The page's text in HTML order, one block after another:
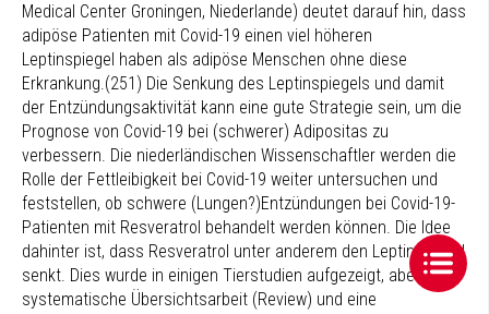
Medical Center Groningen, Niederlande) deutet darauf hin, dass
adipöse Patienten mit Covid-19 einen viel höheren
Leptinspiegel haben als adipöse Menschen ohne diese
Erkrankung.(251) Die Senkung des Leptinspiegels und damit
der Entzündungsaktivität kann eine gute Strategie sein, um die
Prognose von Covid-19 bei (schwerer) Adipositas zu
verbessern. Die niederländischen Wissenschaftler werden die
Rolle der Fettleibigkeit bei Covid-19 weiter untersuchen und
feststellen, ob schwere (Lungen?)Entzündungen bei Covid-19-
Patienten mit Resveratrol behandelt werden können. Die Idee
dahinter ist, dass Resveratrol unter anderem den Leptinspiegel
senkt. Dies wurde in einigen Tierstudien aufgezeigt, aber eine
systematische Übersichtsarbeit (Review) und eine